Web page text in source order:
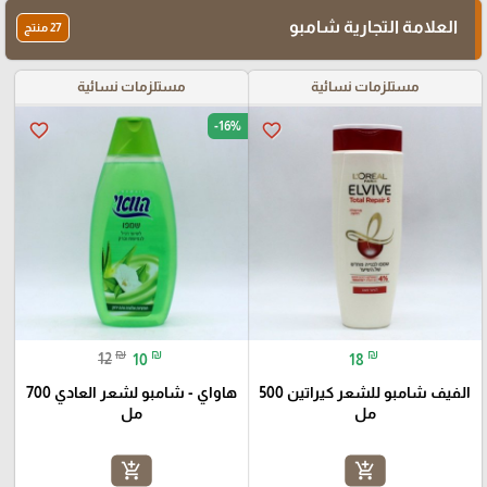
العلامة التجارية شامبو 27 منتج
مستلزمات نسائية
favorite_border
18 ₪
الفيف شامبو للشعر كيراتين 500
مل
add_shopping_cart
مستلزمات نسائية
favorite_border -16%
12 ₪ 10 ₪
هاواي - شامبو لشعر العادي 700
مل
add_shopping_cart